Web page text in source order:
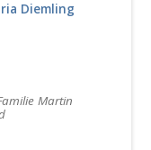
Diemling
Martin